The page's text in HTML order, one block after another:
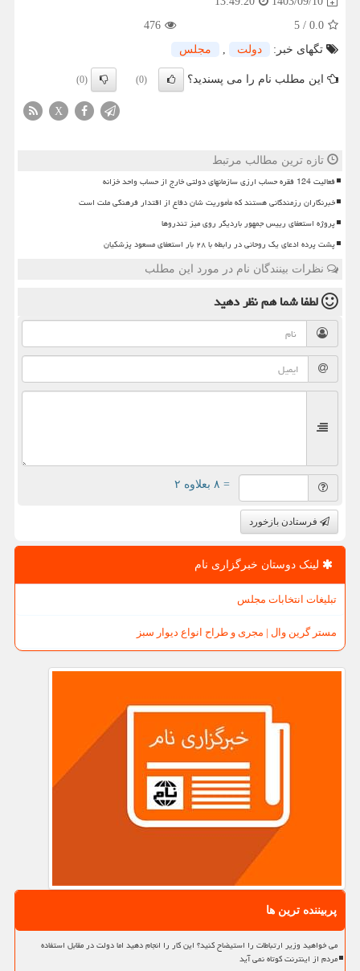
0.0
/
5
476
تگهای خبر:
دولت , مجلس
این مطلب نام را می پسندید؟ (0)
(0)
X
تازه ترین مطالب مرتبط
فعالیت 124 فقره حساب ارزی سازمانهای دولتی خارج از حساب واحد خزانه
خبرنگاران رزمندگانی هستند که مأموریت شان دفاع از اقتدار فرهنگی ملت است
پروژه استعفای رییس جمهور باردیگر روی میز تندروها
پشت پرده ادعای یک روحانی در رابطه با ۲۸ بار استعفای مسعود پزشکیان
نظرات بینندگان نام در مورد این مطلب
لطفا شما همنظر دهید
= ۸ بعلاوه ۲
فرستادن بازخورد
لینک دوستان خبرگزاری نام
تبلیغات انتخابات مجلس
مستر گرین وال | مجری و طراح انواع دیوار سبز
پربیننده ترین ها
می خواهید وزیر ارتباطات را استیضاح کنید؟ این کار را انجام دهید اما دولت در مقابل استفاده
مردم از اینترنت کوتاه نمی آید